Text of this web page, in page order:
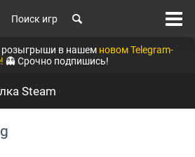
Поиск игр
розыгрыши в нашем новом Telegram-
👻 Срочно подпишись!
Steam